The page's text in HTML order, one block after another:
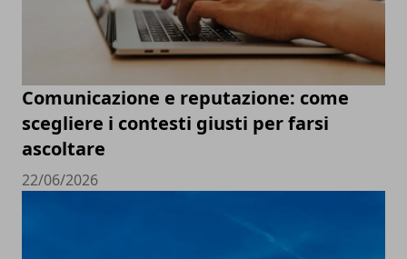
Comunicazione e reputazione: come
scegliere i contesti giusti per farsi
ascoltare
22/06/2026